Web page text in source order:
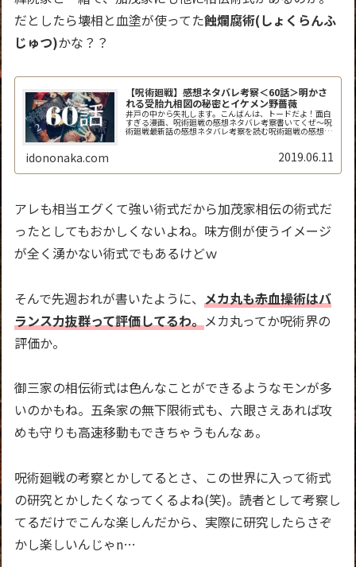
だとしたら壊相と血塗が使ってた蝕爛腐術(しょくらんふ
じゅつ)かな？？
【呪術廻戦】感想ネタバレ考察＜60話＞明かさ
れる受胎九相図の秘密とイケメン野薔薇
井戸の中から失礼します。こんばんは、トードだよ！面白
すぎる漫画、呪術廻戦の感想ネタバレ考察書いてくぜ～呪
術廻戦最新話の感想ネタバレ考察を読む呪術廻戦の感想ネ
idononaka.com 2019.06.11
アレも相当エグくて強い術式だから加茂家相伝の術式だ
ったとしてもおかしくないよね。味方側が使うイメージ
が全く湧かない術式でもあるけどｗ
そんで先週おれが書いたように、 メカ丸も赤血操術はバ
ランス力抜群って評価してるわ。 メカ丸ってか呪術界の
評価か。
御三家の相伝術式は色んなことができるようなモンが多
いのかもね。五条家の無下限術式も、六眼さえあれば攻
めも守りも高速移動もできちゃうもんなぁ。
呪術廻戦の考察とかしてるとさ、この世界に入って術式
の研究とかしたくなってくるよね(笑)。読者として考察し
てるだけでこんな楽しんだから、実際に研究したらさぞ
かし楽しいんじゃn…